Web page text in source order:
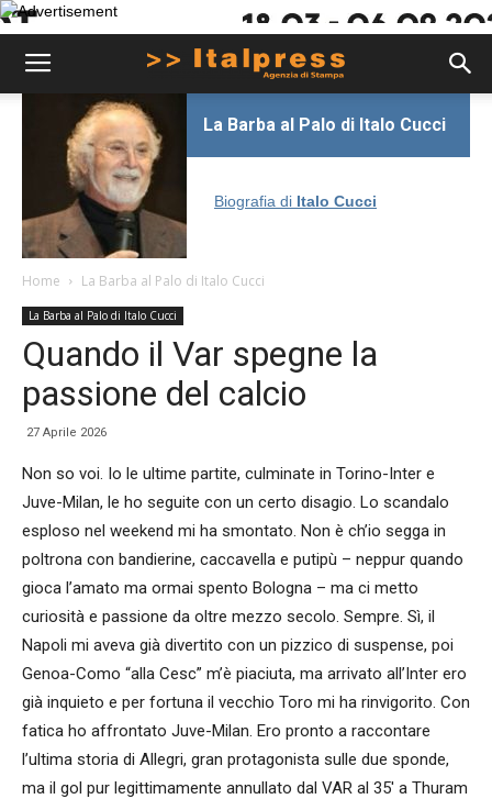
La Barba al Palo di Italo Cucci
Biografia di Italo Cucci
Home La Barba al Palo di Italo Cucci
La Barba al Palo di Italo Cucci
Quando il Var spegne la
passione del calcio
27 Aprile 2026
Non so voi. Io le ultime partite, culminate in Torino-Inter e
Juve-Milan, le ho seguite con un certo disagio. Lo scandalo
esploso nel weekend mi ha smontato. Non è ch’io segga in
poltrona con bandierine, caccavella e putipù – neppur quando
gioca l’amato ma ormai spento Bologna – ma ci metto
curiosità e passione da oltre mezzo secolo. Sempre. Sì, il
Napoli mi aveva già divertito con un pizzico di suspense, poi
Genoa-Como “alla Cesc” m’è piaciuta, ma arrivato all’Inter ero
già inquieto e per fortuna il vecchio Toro mi ha rinvigorito. Con
fatica ho affrontato Juve-Milan. Ero pronto a raccontare
l’ultima storia di Allegri, gran protagonista sulle due sponde,
ma il gol pur legittimamente annullato dal VAR al 35′ a Thuram